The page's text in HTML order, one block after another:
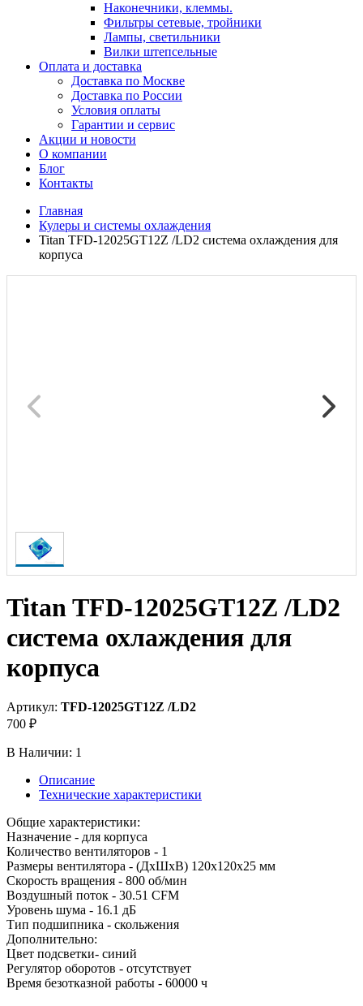
Наконечники, клеммы.
Фильтры сетевые, тройники
Лампы, светильники
Вилки штепсельные
Оплата и доставка
Доставка по Москве
Доставка по России
Условия оплаты
Гарантии и сервис
Акции и новости
О компании
Блог
Контакты
Главная
Кулеры и системы охлаждения
Titan TFD-12025GT12Z /LD2 система охлаждения для
корпуса
Titan TFD-12025GT12Z /LD2
система охлаждения для
корпуса
Артикул: TFD-12025GT12Z /LD2
700 ₽
В Наличии: 1
Описание
Технические характеристики
Общие характеристики:
Назначение - для корпуса
Количество вентиляторов - 1
Размеры вентилятора - (ДхШхВ) 120x120x25 мм
Скорость вращения - 800 об/мин
Воздушный поток - 30.51 CFM
Уровень шума - 16.1 дБ
Тип подшипника - скольжения
Дополнительно:
Цвет подсветки- синий
Регулятор оборотов - отсутствует
Время безотказной работы - 60000 ч